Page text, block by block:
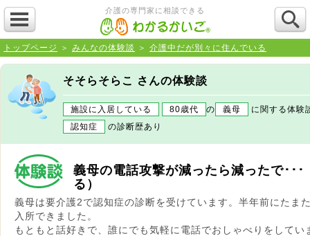
介護の専門家に相談できる
トップページ ＞ みんなの体験談 ＞ 介護中だが別々に住んでいる
そそらそらこ さんの体験談
施設に入居している 80歳代 の 義母
に関する
認知症
の診断歴あり
義母の電話攻撃が減ったら減ったで･･
る）
義母は要介護2で認知症の診断を受けています。半年前にたま
入所できました。
もともと話好きで、誰にでも気軽に電話でおしゃべりをして